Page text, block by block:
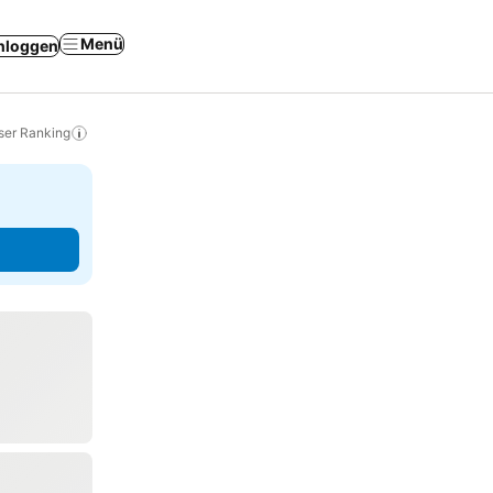
Menü
Ranking